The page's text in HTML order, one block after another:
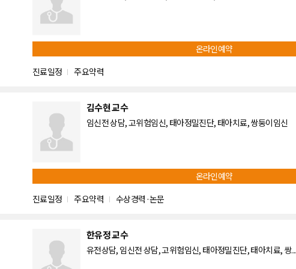
온라인예약
진료일정
주요약력
김수현 교수
임신전 상담, 고위험임신, 태아정밀진단, 태아치료, 쌍둥이임신
온라인예약
진료일정
주요약력 수상경력·논문
한유정 교수
유전상담, 임신전 상담, 고위험임신, 태아정밀진단, 태아치료, 쌍...